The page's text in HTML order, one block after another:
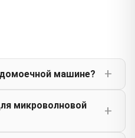
машине?
микроволновой